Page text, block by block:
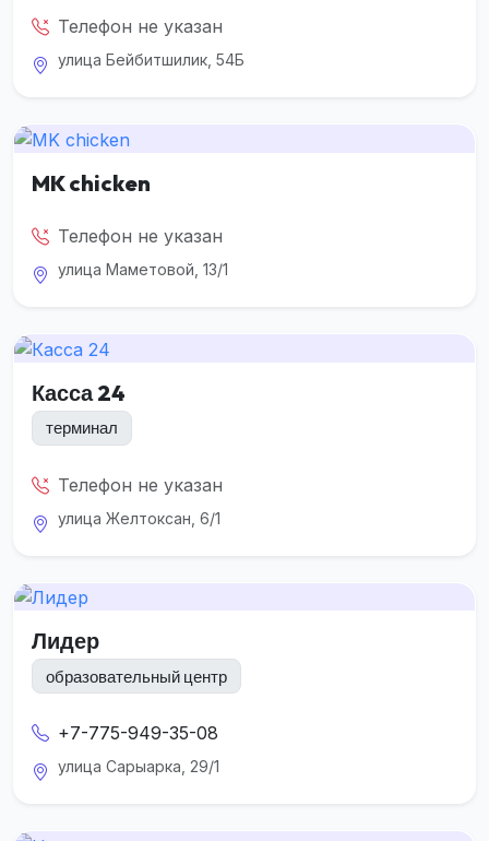
Телефон не указан
улица Бейбитшилик, 54Б
MK chicken
Телефон не указан
улица Маметовой, 13/1
Касса 24
терминал
Телефон не указан
улица Желтоксан, 6/1
Лидер
образовательный центр
+7-775-949-35-08
улица Сарыарка, 29/1